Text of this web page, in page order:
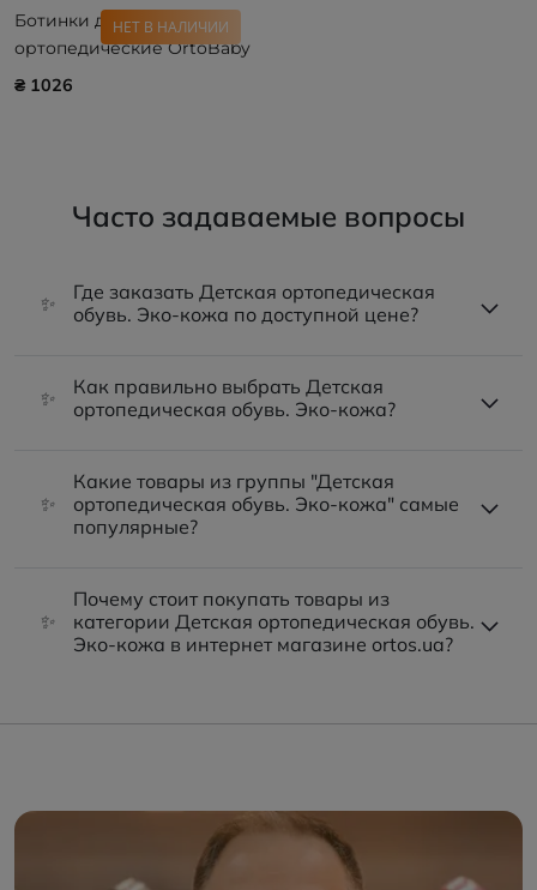
НЕТ В НАЛИЧИИ
Ботинки детские
ортопедические ОrtoBaby
D8108 РАСПРОДАЖА
₴ 1026
Часто задаваемые вопросы
✨
Где заказать Детская ортопедическая
обувь. Эко-кожа по доступной цене?
✨
Как правильно выбрать Детская
ортопедическая обувь. Эко-кожа?
✨
Какие товары из группы "Детская
ортопедическая обувь. Эко-кожа" самые
популярные?
✨
Почему стоит покупать товары из
категории Детская ортопедическая обувь.
Эко-кожа в интернет магазине ortos.ua?